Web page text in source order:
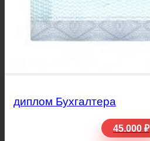
диплом Бухгалтера
45.000 ₽